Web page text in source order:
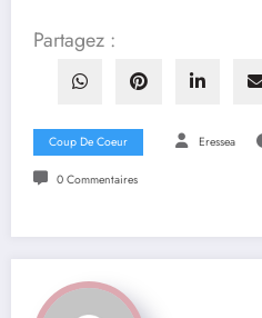
Partagez :
Coup De Coeur Eressea
0 Commentaires